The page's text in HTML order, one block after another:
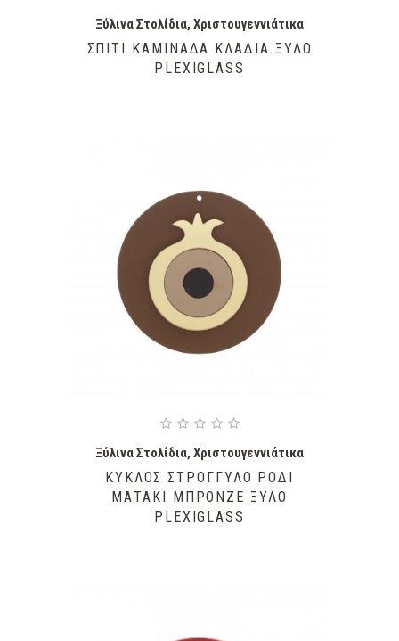
Ξύλινα Στολίδια, Χριστουγεννιάτικα
ΣΠΊΤΙ ΚΑΜΙΝΆΔΑ ΚΛΑΔΙΆ ΞΎΛΟ
PLEXIGLASS
Ξύλινα Στολίδια, Χριστουγεννιάτικα
ΚΎΚΛΟΣ ΣΤΡΟΓΓΥΛΌ ΡΌΔΙ
ΜΑΤΆΚΙ ΜΠΡΟΝΖΈ ΞΎΛΟ
PLEXIGLASS